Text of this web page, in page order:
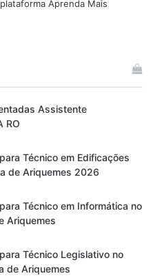
Aprenda Mais
Assistente
RO
Técnico em Edificações
de Ariquemes 2026
Técnico em Informática no
Ariquemes
Técnico Legislativo no
de Ariquemes